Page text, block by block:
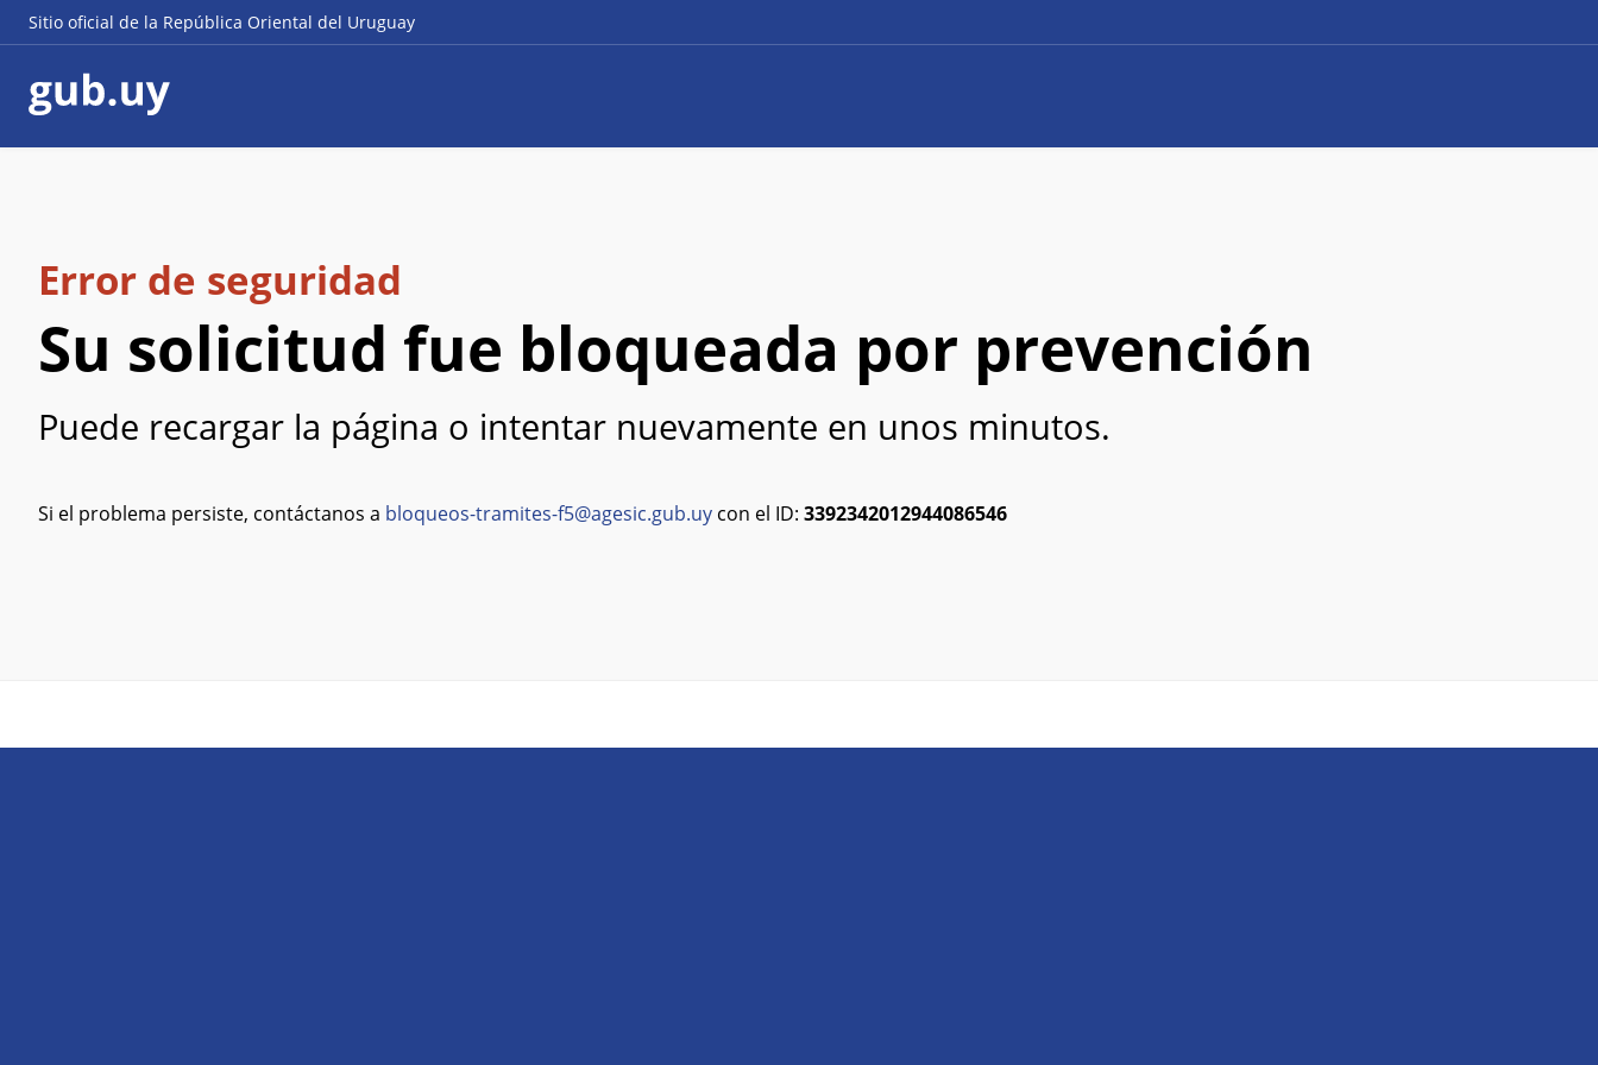
Sitio oficial de la República Oriental del Uruguay
Error de seguridad
Su solicitud fue bloqueada por prevención
Puede recargar la página o intentar nuevamente en unos minutos.
Si el problema persiste, contáctanos a bloqueos-tramites-f5@agesic.gub.uy con el ID: 3392342012944086546